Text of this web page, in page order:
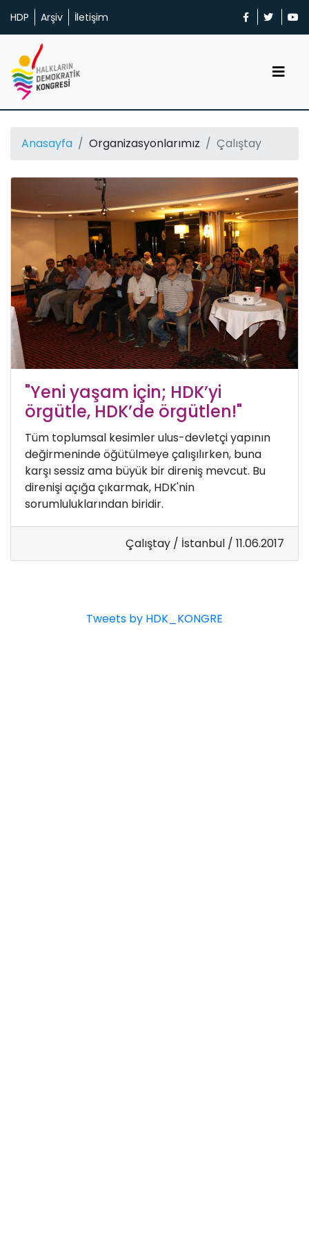
HDP Arşiv İletişim
Anasayfa Organizasyonlarımız Çalıştay
"Yeni yaşam için; HDK’yi
örgütle, HDK’de örgütlen!"
Tüm toplumsal kesimler ulus-devletçi yapının
değirmeninde öğütülmeye çalışılırken, buna
karşı sessiz ama büyük bir direniş mevcut. Bu
direnişi açığa çıkarmak, HDK'nin
sorumluluklarından biridir.
Çalıştay / İstanbul / 11.06.2017
Tweets by HDK_KONGRE